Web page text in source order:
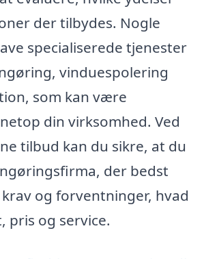
der tilbydes. Nogle
specialiserede tjenester
vinduespolering
som kan være
din virksomhed. Ved
tilbud kan du sikre, at du
der bedst
og forventninger, hvad
pris og service.